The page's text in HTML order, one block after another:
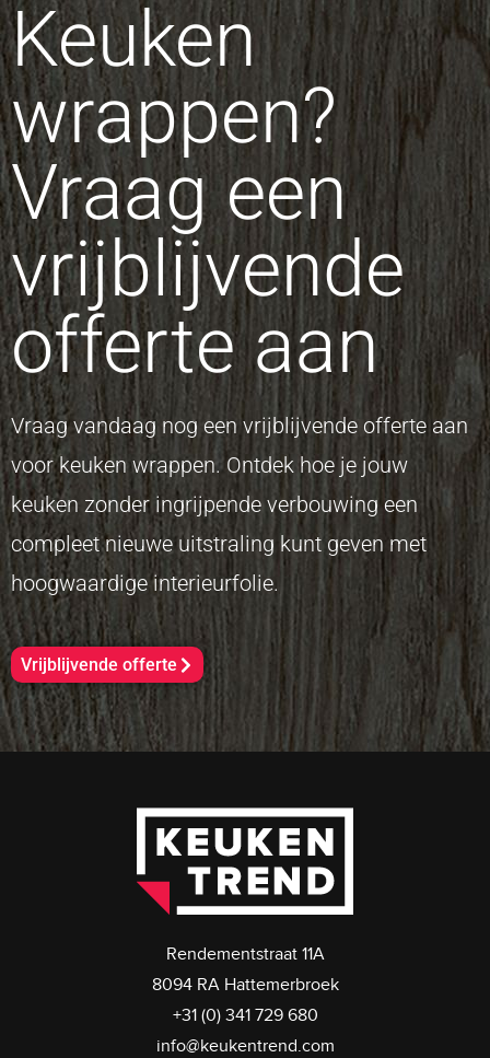
Keuken
wrappen?
Vraag een
vrijblijvende
offerte aan
Vraag vandaag nog een vrijblijvende offerte aan
voor keuken wrappen. Ontdek hoe je jouw
keuken zonder ingrijpende verbouwing een
compleet nieuwe uitstraling kunt geven met
hoogwaardige interieurfolie.
Vrijblijvende offerte
Rendementstraat 11A
8094 RA Hattemerbroek
+31 (0) 341 729 680
info@keukentrend.com